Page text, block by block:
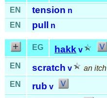
EN tension n
EN
pull n
EG hakk v
EN scratch v
an itch
EN
rub v